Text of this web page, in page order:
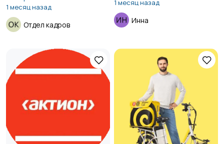
1 месяц назад
Отдел кадров
1 месяц назад
Инна